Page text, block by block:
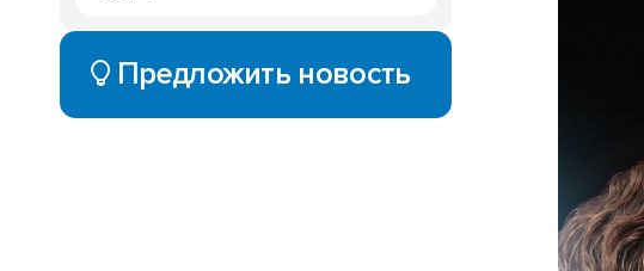
Предложить новость